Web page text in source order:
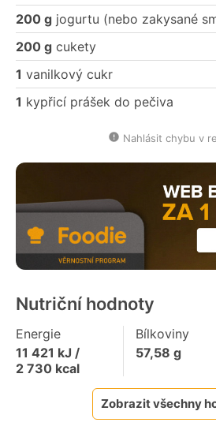
200 g jogurtu (nebo zakysané
200 g cukety
1 vanilkový cukr
1 kypřicí prášek do pečiva
Nahlásit chybu v
Nutriční hodnoty
Energie
11 421 kJ /
2 730 kcal
Bílkoviny
57,58 g
Zobrazit všechny